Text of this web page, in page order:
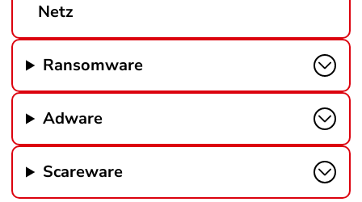
Netz
Ransomware
Adware
Scareware